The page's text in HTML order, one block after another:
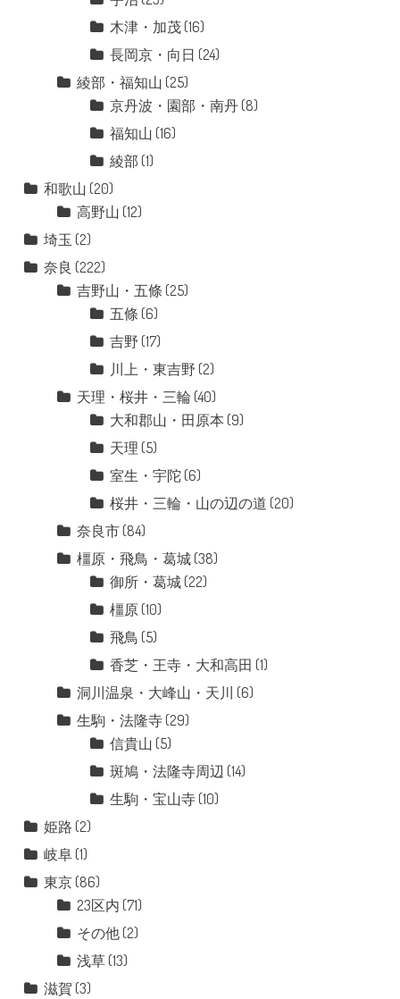
木津・加茂(16)
長岡京・向日 (24)
綾部・福知山 (25)
京丹波・園部・南丹(8)
福知山 (16)
綾部 (1)
和歌山 (20)
高野山 (12)
埼玉 (2)
奈良 (222)
吉野山・五條 (25)
五條 (6)
吉野 (17)
川上・東吉野 (2)
天理・桜井・三輪 (40)
大和郡山・田原本 (9)
天理 (5)
室生・宇陀(6)
桜井・三輪・山の辺の道 (20)
奈良市(84)
橿原・飛鳥・葛城(38)
御所・葛城(22)
橿原(10)
飛鳥 (5)
香芝・王寺・大和高田 (1)
洞川温泉・大峰山・天川 (6)
生駒・法隆寺(29)
信貴山 (5)
斑鳩・法隆寺周辺 (14)
生駒・宝山寺(10)
姫路 (2)
岐阜(1)
東京(86)
23区内 (71)
その他(2)
浅草(13)
滋賀 (3)